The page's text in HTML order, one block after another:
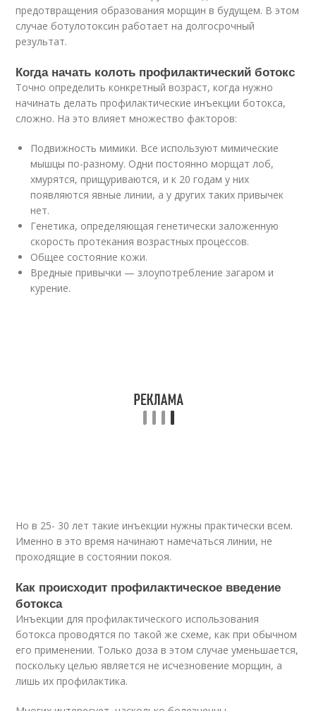
предотвращения образования морщин в будущем. В этом
случае ботулотоксин работает на долгосрочный
результат.
Когда начать колоть профилактический ботокс
Точно определить конкретный возраст, когда нужно
начинать делать профилактические инъекции ботокса,
сложно. На это влияет множество факторов:
Подвижность мимики. Все используют мимические
мышцы по-разному. Одни постоянно морщат лоб,
хмурятся, прищуриваются, и к 20 годам у них
появляются явные линии, а у других таких привычек
нет.
Генетика, определяющая генетически заложенную
скорость протекания возрастных процессов.
Общее состояние кожи.
Вредные привычки — злоупотребление загаром и
курение.
Но в 25- 30 лет такие инъекции нужны практически всем.
Именно в это время начинают намечаться линии, не
проходящие в состоянии покоя.
Как происходит профилактическое введение
ботокса
Инъекции для профилактического использования
ботокса проводятся по такой же схеме, как при обычном
его применении. Только доза в этом случае уменьшается,
поскольку целью является не исчезновение морщин, а
лишь их профилактика.